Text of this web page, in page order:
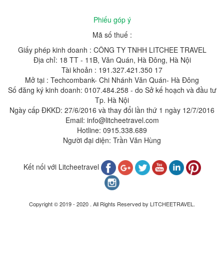
Phiếu góp ý
Mã số thuế :
Giấy phép kinh doanh : CÔNG TY TNHH LITCHEE TRAVEL
Địa chỉ: 18 TT - 11B, Văn Quán, Hà Đông, Hà Nội
Tài khoản : 191.327.421.350 17
Mở tại : Techcombank- Chi Nhánh Văn Quán- Hà Đông
Số đăng ký kinh doanh: 0107.484.258 - do Sở kế hoạch và đầu tư
Tp. Hà Nội
Ngày cấp ĐKKD: 27/6/2016 và thay đổi lần thứ 1 ngày 12/7/2016
Email: info@litcheetravel.com
Hotline: 0915.338.689
Người đại diện: Trần Văn Hùng
Kết nối với Litcheetravel
Copyright © 2019 - 2020 . All Rights Reserved by LITCHEETRAVEL.